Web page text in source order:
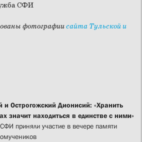
СФИ
фотографиисайта Тульской и
и Острогожский Дионисий: «Хранить
значит находиться в единстве с ними»
приняли участие в вечере памяти